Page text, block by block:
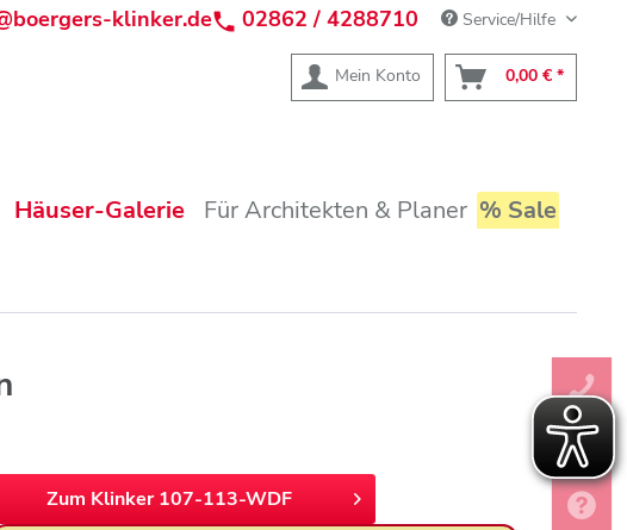
klinker.de 02862 / 4288710 Service/Hilfe
Mein Konto 0,00 € *
Häuser-Galerie Für Architekten & Planer % Sale
Zum Klinker 107-113-WDF